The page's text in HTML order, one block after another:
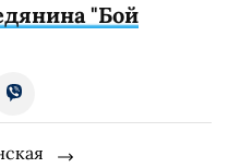
"Бой